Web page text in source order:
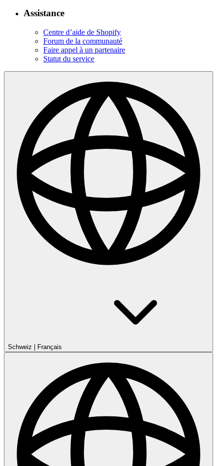
Assistance
Centre d’aide de Shopify
Forum de la communauté
Faire appel à un partenaire
Statut du service
Schweiz Français